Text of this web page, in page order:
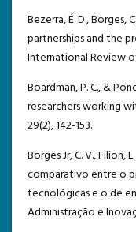
Bezerra, É. D., Borges,
partnerships and the
International Review
Boardman, P. C., &
researchers working
29(2), 142-153.
Borges Jr, C. V., Filion,
comparativo entre o
tecnológicas e o de
Administração e